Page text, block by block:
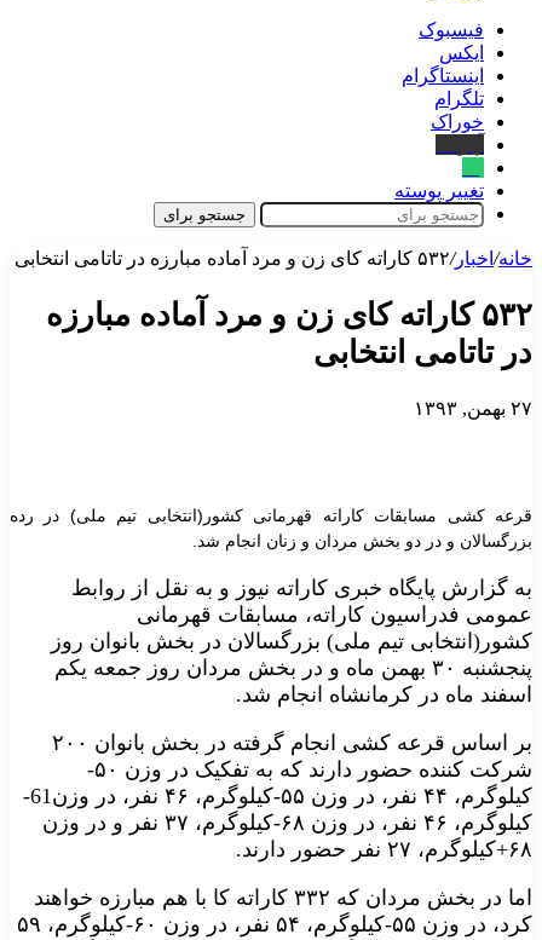
فیسبوک
ایکس
اینستاگرام
تلگرام
خوراک
تغییر پوسته
جستجو برای
خانه/ اخبار/۵۳۲ کاراته کای زن و مرد آماده مبارزه در تاتامی انتخابی
۵۳۲ کاراته کای زن و مرد آماده مبارزه
در تاتامی انتخابی
۲۷ بهمن, ۱۳۹۳
قرعه کشی مسابقات کاراته قهرمانی کشور(انتخابی تیم ملی) در رده
بزرگسالان و در دو بخش مردان و زنان انجام شد.
به گزارش پایگاه خبری کاراته نیوز و به نقل از روابط
عمومی فدراسیون کاراته، مسابقات قهرمانی
کشور(انتخابی تیم ملی) بزرگسالان در بخش بانوان روز
پنجشنبه ۳۰ بهمن ماه و در بخش مردان روز جمعه یکم
اسفند ماه در کرمانشاه انجام شد.
بر اساس قرعه کشی انجام گرفته در بخش بانوان ۲۰۰
شرکت کننده حضور دارند که به تفکیک در وزن ۵۰-
کیلوگرم، ۴۴ نفر، در وزن ۵۵-کیلوگرم، ۴۶ نفر، در وزن61-
کیلوگرم، ۴۶ نفر، در وزن ۶۸-کیلوگرم، ۳۷ نفر و در وزن
۶۸+کیلوگرم، ۲۷ نفر حضور دارند.
اما در بخش مردان که ۳۳۲ کاراته کا با هم مبارزه خواهند
کرد، در وزن ۵۵-کیلوگرم، ۵۴ نفر، در وزن ۶۰-کیلوگرم، ۵۹